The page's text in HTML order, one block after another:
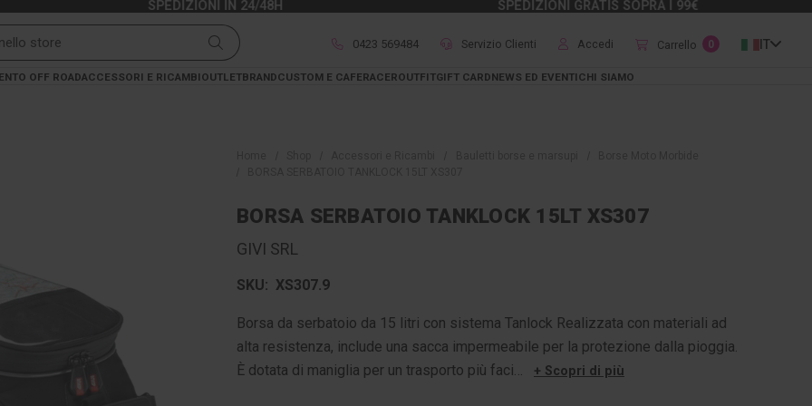
SPEDIZIONI IN 24/48H SPEDIZIONI GRATIS SOPRA I 99€
0423 569484 Servizio Clienti Accedi Carrello 0 IT
OFF ROADACCESSORI E RICAMBIOUTLETBRANDCUSTOM E CAFERACEROUTFITGIFT CARDNEWS ED EVENTICHI SIAMO
BORSA SERBATOIO TANKLOCK 15LT XS307
GIVI SRL
SKU: XS307.9
Borsa da serbatoio da 15 litri con sistema Tanlock Realizzata con materiali ad
alta resistenza, include una sacca impermeabile per la protezione dalla pioggia.
È dotata di maniglia per un trasporto più faci…
+ Scopri di più